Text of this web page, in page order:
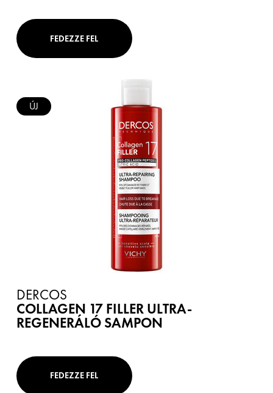
FEDEZZE FEL
ÚJ
DERCOS
COLLAGEN 17 FILLER ULTRA-
REGENERÁLÓ SAMPON
FEDEZZE FEL